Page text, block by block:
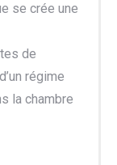
se crée une
de
régime
la chambre